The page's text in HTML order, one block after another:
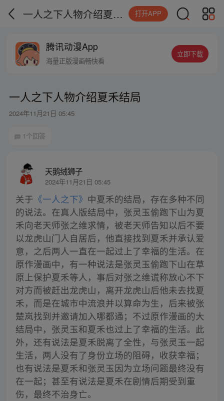
一人之下人物介绍夏禾结局 打开APP
腾讯动漫App
海量正版漫画畅快看
立即下载
一人之下人物介绍夏禾结局
2024年11月21日 05:45
1个回答
天鹅绒狮子
2024年11月21日 05:45
关于 《一人之下》 中夏禾的结局，存在多种不同
的说法。在真人版结局中，张灵玉偷跑下山为夏
禾向老天师张之维求情，被老天师告知以后不要
以龙虎山门人自居后，他直接找到夏禾并承认爱
意，之后两人一直在一起过上了幸福的生活。在
原作漫画中，有一种说法是张灵玉偷跑下山在草
原上保护夏禾等人，事后对张之维谎称放心不下
对方而被赶出龙虎山，离开龙虎山后他未去找夏
禾，而是在城市中流浪并以算命为生，后来被张
楚岚找到并邀请加入哪都通；不过原作漫画的大
结局中，张灵玉和夏禾也过上了幸福的生活。此
外，还有说法是夏禾脱离了全性，与张灵玉一起
生活，两人没有了身份立场的阻碍，收获幸福；
也有说法是夏禾和张灵玉因为立场问题最终没有
在一起；甚至有说法是夏禾在剧情后期受到重
伤，最终不治身亡。